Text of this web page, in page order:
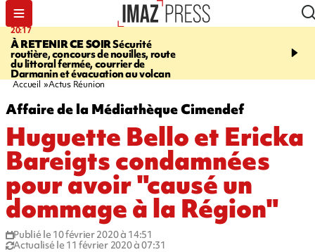
20:17
À RETENIR CE SOIRSécurité
routière, concours de nouilles, route
du littoral fermée, courrier de
Darmanin et évacuation au volcan
08:26
rencontre d'un géant
Accueil Actus Réunion
Affaire de la Médiathèque Cimendef
Huguette Bello et Ericka
Bareigts condamnées
pour avoir "causé un
dommage à la Région"
Publié le 10 février 2020 à 14:51
Actualisé le 11 février 2020 à 07:31